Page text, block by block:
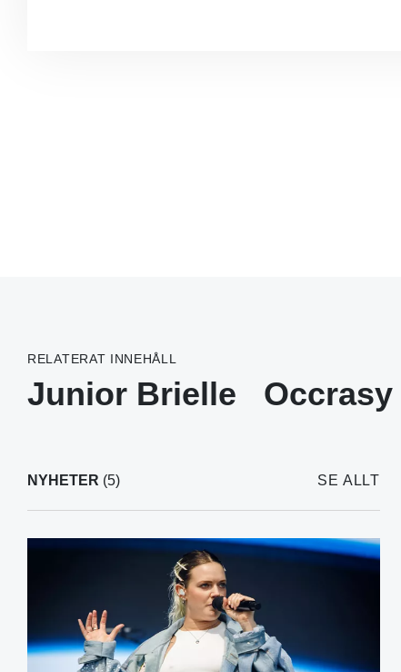
RELATERAT INNEHÅLL
Junior Brielle Occrasy
NYHETER (5) SE ALLT